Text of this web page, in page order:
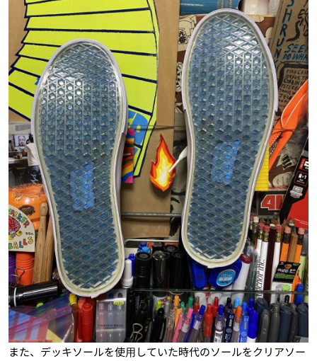
また、デッキソールを使⽤していた時代のソールをクリアソー